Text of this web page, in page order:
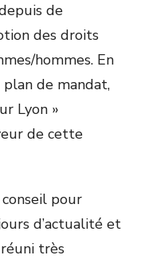
de
des droits
hommes. En
de mandat,
Lyon »
de cette
pour
d’actualité et
réuni très